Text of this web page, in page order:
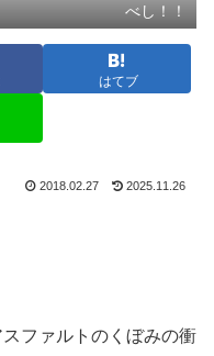
べし！！
はてブ
2018.02.27 2025.11.26
ファルトのくぼみの衝